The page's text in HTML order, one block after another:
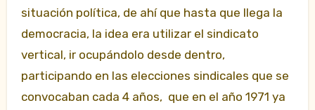
situación política, de ahí que hasta que llega la
democracia, la idea era utilizar el sindicato
vertical, ir ocupándolo desde dentro,
participando en las elecciones sindicales que se
convocaban cada 4 años, que en el año 1971 ya